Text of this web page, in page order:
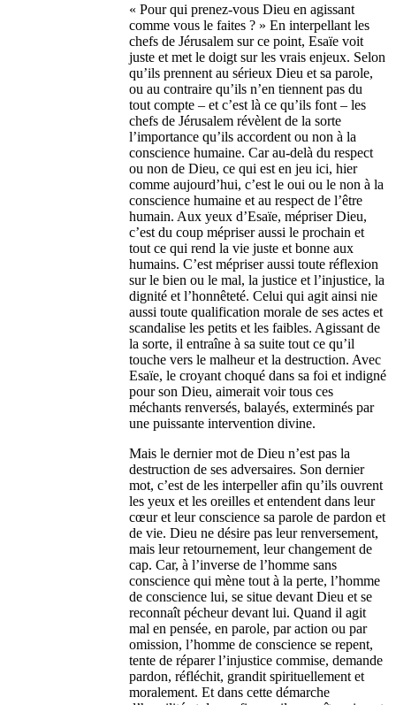
« Pour qui prenez-vous Dieu en agissant
comme vous le faites ? » En interpellant les
chefs de Jérusalem sur ce point, Esaïe voit
juste et met le doigt sur les vrais enjeux. Selon
qu’ils prennent au sérieux Dieu et sa parole,
ou au contraire qu’ils n’en tiennent pas du
tout compte – et c’est là ce qu’ils font – les
chefs de Jérusalem révèlent de la sorte
l’importance qu’ils accordent ou non à la
conscience humaine. Car au-delà du respect
ou non de Dieu, ce qui est en jeu ici, hier
comme aujourd’hui, c’est le oui ou le non à la
conscience humaine et au respect de l’être
humain. Aux yeux d’Esaïe, mépriser Dieu,
c’est du coup mépriser aussi le prochain et
tout ce qui rend la vie juste et bonne aux
humains. C’est mépriser aussi toute réflexion
sur le bien ou le mal, la justice et l’injustice, la
dignité et l’honnêteté. Celui qui agit ainsi nie
aussi toute qualification morale de ses actes et
scandalise les petits et les faibles. Agissant de
la sorte, il entraîne à sa suite tout ce qu’il
touche vers le malheur et la destruction. Avec
Esaïe, le croyant choqué dans sa foi et indigné
pour son Dieu, aimerait voir tous ces
méchants renversés, balayés, exterminés par
une puissante intervention divine.
Mais le dernier mot de Dieu n’est pas la
destruction de ses adversaires. Son dernier
mot, c’est de les interpeller afin qu’ils ouvrent
les yeux et les oreilles et entendent dans leur
cœur et leur conscience sa parole de pardon et
de vie. Dieu ne désire pas leur renversement,
mais leur retournement, leur changement de
cap. Car, à l’inverse de l’homme sans
conscience qui mène tout à la perte, l’homme
de conscience lui, se situe devant Dieu et se
reconnaît pécheur devant lui. Quand il agit
mal en pensée, en parole, par action ou par
omission, l’homme de conscience se repent,
tente de réparer l’injustice commise, demande
pardon, réfléchit, grandit spirituellement et
moralement. Et dans cette démarche